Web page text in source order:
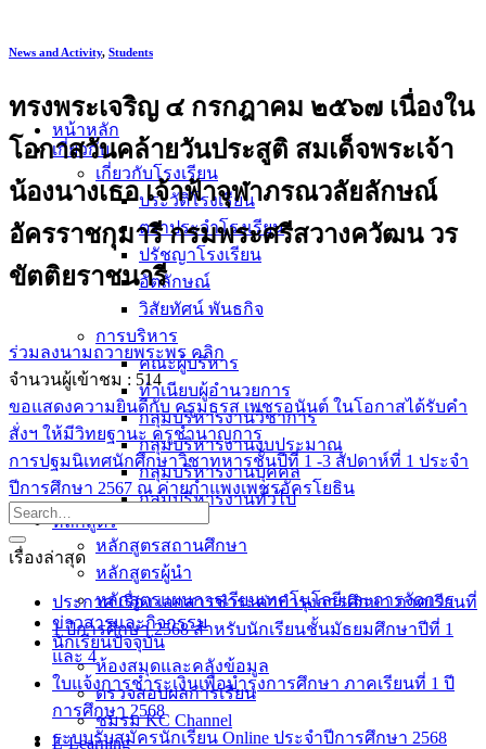
หน้าหลัก
เกี่ยวกับ
เกี่ยวกับโรงเรียน
ประวัติโรงเรียน
ตราประจำโรงเรียน
ปรัชญาโรงเรียน
อัตลักษณ์
วิสัยทัศน์ พันธกิจ
การบริหาร
คณะผู้บริหาร
ทำเนียบผู้อำนวยการ
กลุ่มบริหารงานวิชาการ
กลุ่มบริหารงานงบประมาณ
กลุ่มบริหารงานบุคคล
กลุ่มบริหารงานทั่วไป
หลักสูตร
หลักสูตรสถานศึกษา
หลักสูตรผู้นำ
หลักสูตรแผนการเรียนเทคโนโลยีและการจัดการ
ข่าวสารและกิจกรรม
นักเรียนปัจจุบัน
ห้องสมุดและคลังข้อมูล
ตรวจสอบผลการเรียน
ชมรม KC Channel
E-Learning
News and Activity, Students
ทรงพระเจริญ ๔ กรกฎาคม ๒๕๖๗ เนื่องใน
โอกาสวันคล้ายวันประสูติ สมเด็จพระเจ้า
น้องนางเธอ เจ้าฟ้าจุฬาภรณวลัยลักษณ์
อัครราชกุมารี กรมพระศรีสวางควัฒน วร
ขัตติยราชนารี
ร่วมลงนามถวายพระพร คลิก
จำนวนผู้เข้าชม : 514
ขอแสดงความยินดีกับ ครูมธุรส เพชรอนันต์ ในโอกาสได้รับคำ
สั่งฯ ให้มีวิทยฐานะ ครูชำนาญการ
การปฐมนิเทศนักศึกษาวิชาทหารชั้นปีที่ 1 -3 สัปดาห์ที่ 1 ประจำ
ปีการศึกษา 2567 ณ ค่ายกำแพงเพชรอัครโยธิน
เรื่องล่าสุด
ประกาศ เรื่อง เอกสารชำระค่าบำรุงการศึกษา ภาคเรียนที่
1 ปีการศึกษา 2568 สำหรับนักเรียนชั้นมัธยมศึกษาปีที่ 1
และ 4
ใบแจ้งการชำระเงินเพื่อบำรุงการศึกษา ภาคเรียนที่ 1 ปี
การศึกษา 2568
ระบบรับสมัครนักเรียน Online ประจำปีการศึกษา 2568